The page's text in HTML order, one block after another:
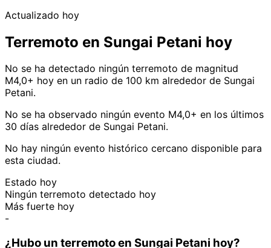
Actualizado hoy
Terremoto en Sungai Petani hoy
No se ha detectado ningún terremoto de magnitud
M4,0+ hoy en un radio de 100 km alrededor de Sungai
Petani.
No se ha observado ningún evento M4,0+ en los últimos
30 días alrededor de Sungai Petani.
No hay ningún evento histórico cercano disponible para
esta ciudad.
Estado hoy
Ningún terremoto detectado hoy
Más fuerte hoy
-
¿Hubo un terremoto en Sungai Petani hoy?